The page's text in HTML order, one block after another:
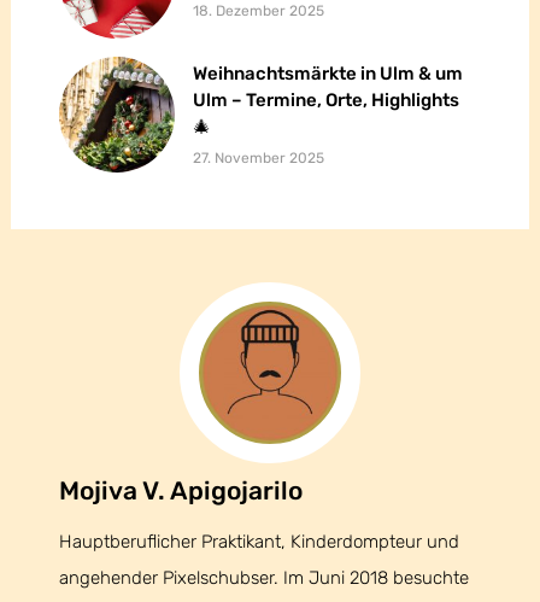
18. Dezember 2025
Weihnachtsmärkte in Ulm & um
Ulm – Termine, Orte, Highlights
🎄
Weihnachtsmärkte in Ulm & um
Ulm – Termine, Orte, Highlights
🎄
27. November 2025
Mojiva V. Apigojarilo
Mojiva V. Apigojarilo
Hauptberuflicher Praktikant, Kinderdompteur und
angehender Pixelschubser. Im Juni 2018 besuchte